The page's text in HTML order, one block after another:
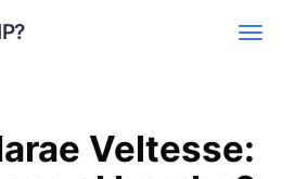
Veltesse: